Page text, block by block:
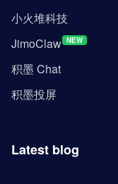
小火堆科技
JimoClaw NEW
积墨 Chat
积墨投屏
Latest blog